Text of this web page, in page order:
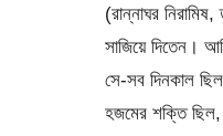
(রান্নাঘর
সাজিয়ে দিতেন।
সে-সব দিনকাল
হজমের শক্তি ছিল,